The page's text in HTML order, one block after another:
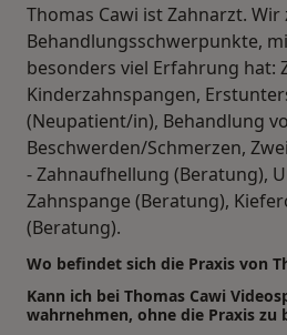
Thomas Cawi ist Zahnarzt.
Behandlungsschwerpunkte,
besonders viel Erfahrung hat:
Kinderzahnspangen,
(Neupatient/in), Behandlung
Beschwerden/Schmerzen,
- Zahnaufhellung (Beratung),
Zahnspange (Beratung),
(Beratung).
Wo befindet sich die Praxis von
Kann ich bei Thomas Cawi
wahrnehmen, ohne die Praxis zu